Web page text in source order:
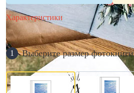
Характеристики
1 Выберите размер фотокниги